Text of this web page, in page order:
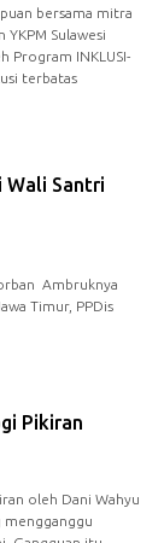
bersama mitra
YKPM Sulawesi
Program INKLUSI-
terbatas
Wali Santri
Ambruknya
Timur, PPDis
Pikiran
oleh Dani Wahyu
mengganggu